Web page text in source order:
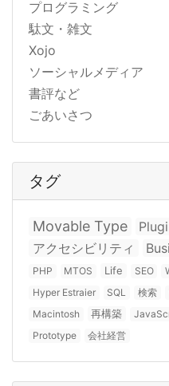
プログラミング
駄文・雑文
Xojo
ソーシャルメディア
書評など
ごあいさつ
タグ
Movable Type
アクセシビリティ
PHP MTOS Life SEO
Hyper Estraier
SQL 検索
Macintosh
再構築
Prototype
会社経営